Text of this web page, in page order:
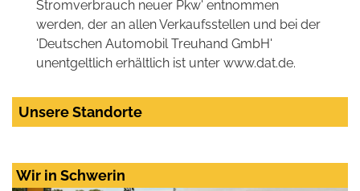
Stromverbrauch neuer Pkw' entnommen
werden, der an allen Verkaufsstellen und bei der
'Deutschen Automobil Treuhand GmbH'
unentgeltlich erhältlich ist unter www.dat.de.
Unsere Standorte
Wir in Schwerin